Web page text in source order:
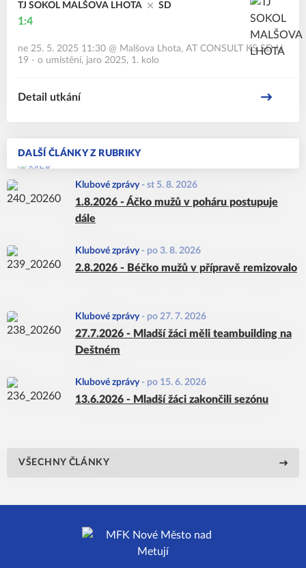
TJ SOKOL MALŠOVA LHOTA SD
1:4
ne 25. 5. 2025 11:30 @ Malšova Lhota, AT CONSULT KS SD U
19 - o umístění, jaro 2025, 1. kolo
Detail utkání
DALŠÍ ČLÁNKY Z RUBRIKY
Klubové zprávy - st 5. 8. 2026
1.8.2026 - Áčko mužů v poháru postupuje
dále
Klubové zprávy - po 3. 8. 2026
2.8.2026 - Béčko mužů v přípravě remizovalo
Klubové zprávy - po 27. 7. 2026
27.7.2026 - Mladší žáci měli teambuilding na
Deštném
Klubové zprávy - po 15. 6. 2026
13.6.2026 - Mladší žáci zakončili sezónu
VŠECHNY ČLÁNKY